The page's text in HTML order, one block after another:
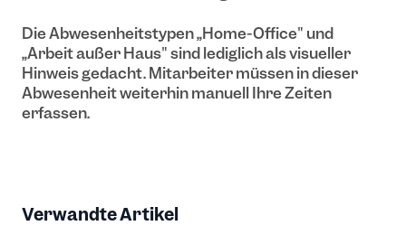
Die Abwesenheitstypen „Home-Office" und
„Arbeit außer Haus" sind lediglich als visueller
Hinweis gedacht. Mitarbeiter müssen in dieser
Abwesenheit weiterhin manuell Ihre Zeiten
erfassen.
Verwandte Artikel